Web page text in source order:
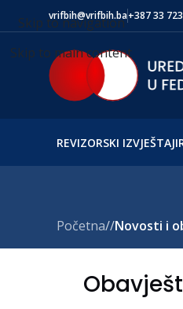
Skip to navigation
Skip to main content
vrifbih@vrifbih.ba+387 33
REVIZORSKI IZVJEŠTAJI
Početna/ Novosti i